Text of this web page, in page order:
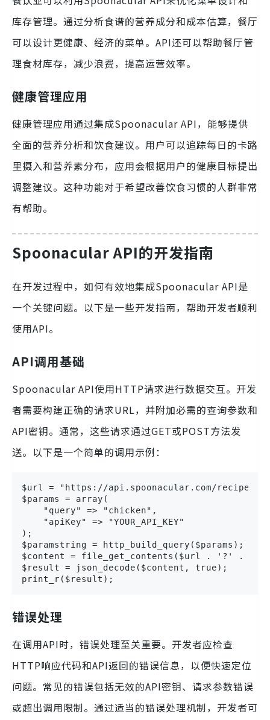
库存管理。通过分析食谱的营养成分和成本估算，餐厅
可以设计更健康、经济的菜单。API还可以帮助餐厅管
理食材库存，减少浪费，提高运营效率。
健康管理应用
健康管理应用通过集成Spoonacular API，能够提供
全面的营养分析和饮食建议。用户可以追踪每日的卡路
里摄入和营养素分布，应用会根据用户的健康目标提出
调整建议。这种功能对于希望改善饮食习惯的人群非常
有帮助。
Spoonacular API的开发指南
在开发过程中，如何有效地集成Spoonacular API是
一个关键问题。以下是一些开发指南，帮助开发者顺利
使用API。
API调用基础
Spoonacular API使用HTTP请求进行数据交互。开发
者需要构建正确的请求URL，并附加必需的查询参数和
API密钥。通常，这些请求通过GET或POST方法发
送。以下是一个简单的调用示例：
$url = "https://api.spoonacular.com/recipes/
$params = array(
    "query" => "chicken",
    "apiKey" => "YOUR_API_KEY"
);
$paramstring = http_build_query($params);
$content = file_get_contents($url . '?' .
$result = json_decode($content, true);
print_r($result);
错误处理
在调用API时，错误处理至关重要。开发者应检查
HTTP响应代码和API返回的错误信息，以便快速定位
问题。常见的错误包括无效的API密钥、请求参数错误
或超出调用限制。通过适当的错误处理机制，开发者可